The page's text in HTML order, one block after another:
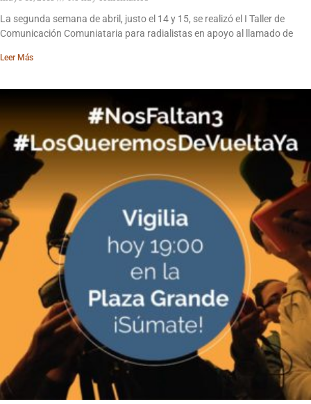
La segunda semana de abril, justo el 14 y 15, se realizó el I Taller de
Comunicación Comuniataria para radialistas en apoyo al llamado de
Leer Más